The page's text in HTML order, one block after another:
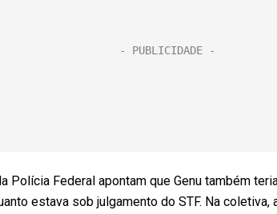
Polícia Federal apontam que Genu também
estava sob julgamento do STF. Na